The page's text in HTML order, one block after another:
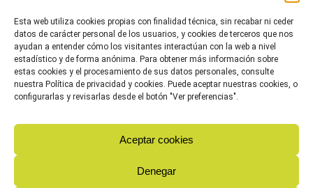
Esta web utiliza cookies propias con finalidad técnica, sin recabar ni ceder
datos de carácter personal de los usuarios, y cookies de terceros que nos
ayudan a entender cómo los visitantes interactúan con la web a nivel
estadístico y de forma anónima. Para obtener más información sobre
estas cookies y el procesamiento de sus datos personales, consulte
nuestra Política de privacidad y cookies. Puede aceptar nuestras cookies, o
configurarlas y revisarlas desde el botón "Ver preferencias".
Aceptar cookies
Denegar